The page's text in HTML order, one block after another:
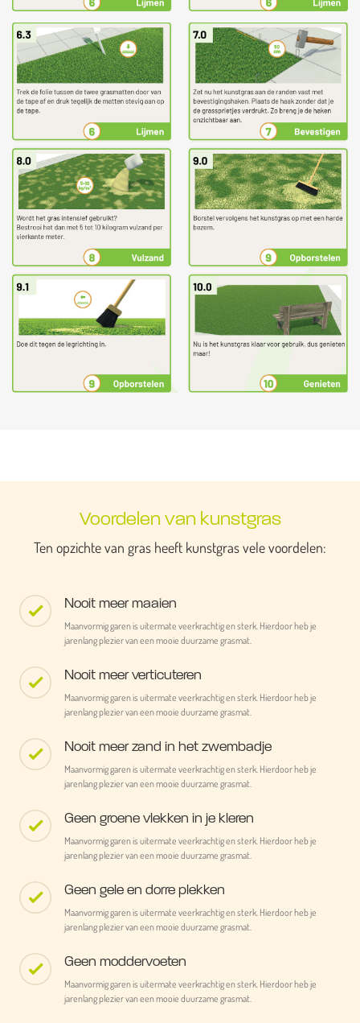
Voordelen van kunstgras
Ten opzichte van gras heeft kunstgras vele voordelen:
Nooit meer maaien
Maanvormig garen is uitermate veerkrachtig en sterk. Hierdoor heb je
jarenlang plezier van een mooie duurzame grasmat.
Nooit meer verticuteren
Maanvormig garen is uitermate veerkrachtig en sterk. Hierdoor heb je
jarenlang plezier van een mooie duurzame grasmat.
Nooit meer zand in het zwembadje
Maanvormig garen is uitermate veerkrachtig en sterk. Hierdoor heb je
jarenlang plezier van een mooie duurzame grasmat.
Geen groene vlekken in je kleren
Maanvormig garen is uitermate veerkrachtig en sterk. Hierdoor heb je
jarenlang plezier van een mooie duurzame grasmat.
Geen gele en dorre plekken
Maanvormig garen is uitermate veerkrachtig en sterk. Hierdoor heb je
jarenlang plezier van een mooie duurzame grasmat.
Geen moddervoeten
Maanvormig garen is uitermate veerkrachtig en sterk. Hierdoor heb je
jarenlang plezier van een mooie duurzame grasmat.